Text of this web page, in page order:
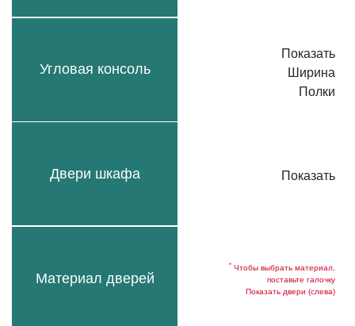
Угловая консоль
Двери шкафа
Материал дверей
Показать
Ширина
Полки
Показать
* Чтобы выбрать материал,
поставьте галочку
Показать двери (слева)